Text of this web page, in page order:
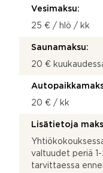
Vesimaksu:
25 € / hlö / kk
Saunamaksu:
20 €
20 € / kk
Lisätietoja
valtuudet periä
tarvittaessa